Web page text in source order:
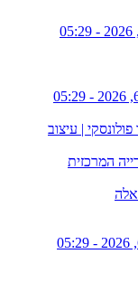
המרכזית